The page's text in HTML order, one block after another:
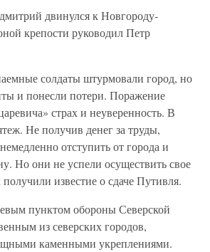
двинулся к Новгороду-
крепости руководил Петр
солдаты штурмовали город, но
и понесли потери. Поражение
страх и неуверенность. В
Не получив денег за труды,
отступить от города и
Но они не успели осуществить свое
известие о сдаче Путивля.
пунктом обороны Северской
из северских городов,
каменными укреплениями.